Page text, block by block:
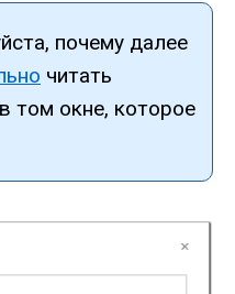
почему далее
читать
том окне, которое